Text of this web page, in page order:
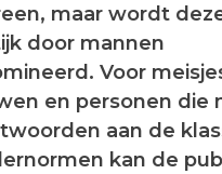
maar wordt
door mannen
Voor
en personen die
aan de
kan de